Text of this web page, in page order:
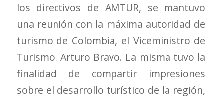
los directivos de AMTUR, se mantuvo
una reunión con la máxima autoridad de
turismo de Colombia, el Viceministro de
Turismo, Arturo Bravo. La misma tuvo la
finalidad de compartir impresiones
sobre el desarrollo turístico de la región,